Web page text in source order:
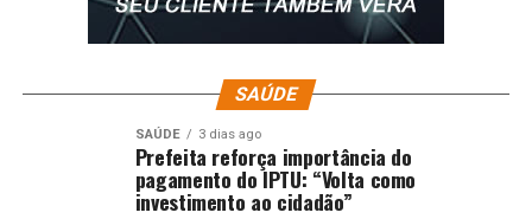
SAÚDE
SAÚDE 3 dias ago
Prefeita reforça importância do
pagamento do IPTU: “Volta como
investimento ao cidadão”